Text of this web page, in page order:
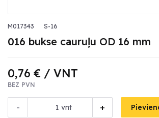
M017343 S-16
016 bukse cauruļu OD 16 mm
0,76 € / VNT
BEZ PVN
- +
vnt